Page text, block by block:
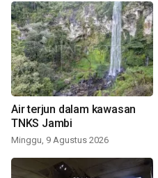
Air terjun dalam kawasan
TNKS Jambi
Minggu, 9 Agustus 2026